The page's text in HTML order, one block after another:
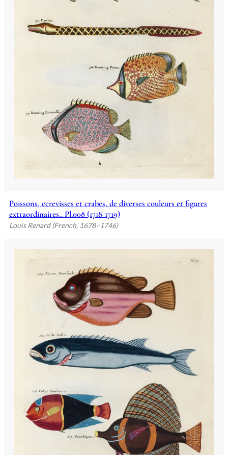
Poissons, ecrevisses et crabes, de diverses couleurs et figures
extraordinaires.. Pl.008 (1718-1719)
Louis Renard (French, 1678–1746)